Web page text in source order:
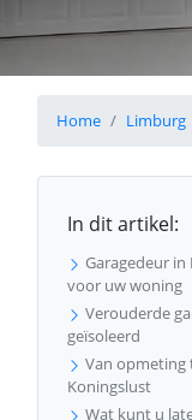
Home Limburg
In dit artikel:
Garagedeur
voor uw woning
Verouderde
geïsoleerd
Van opmeting
Koningslust
Wat kunt u